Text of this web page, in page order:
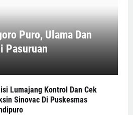
Puro, Ulama Dan
Pasuruan
Lumajang Kontrol Dan Cek
Sinovac Di Puskesmas